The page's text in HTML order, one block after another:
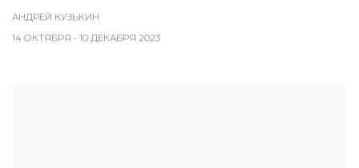
АНДРЕЙ КУЗЬКИН
14 ОКТЯБРЯ - 10 ДЕКАБРЯ 2023